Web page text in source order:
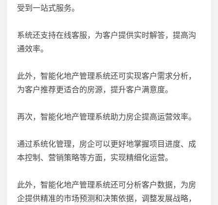
受到一站式服务。
系统还支持在线客服，为客户提供实时解答，提高沟
通效率。
此外，智能化地产管理系统还可实现客户需求分析，
为客户推荐更适合的房源，提升客户满意度。
再次，智能化地产管理系统助力房企提高运营效率。
通过系统化管理，房企可以更好地掌握项目进度、成
本控制、营销策略等方面，实现精细化运营。
此外，智能化地产管理系统还可分析客户数据，为房
企提供精准的市场预测和决策依据，调整发展战略，